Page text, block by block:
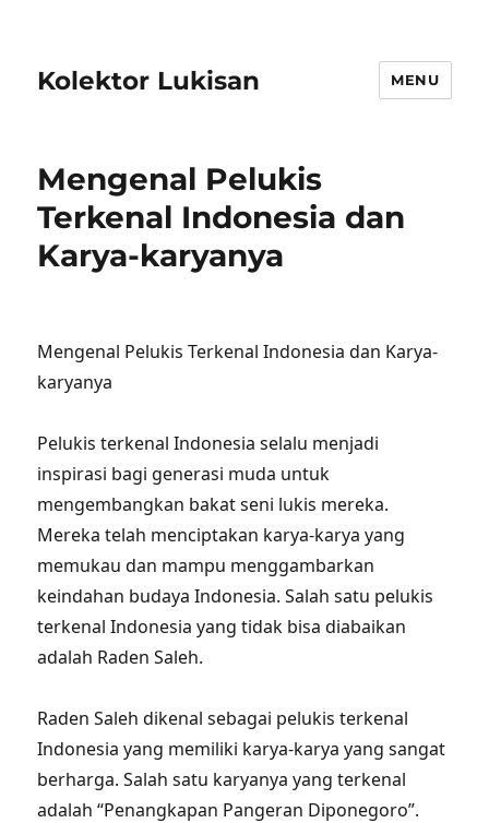
Kolektor Lukisan MENU
Mengenal Pelukis
Terkenal Indonesia dan
Karya-karyanya
Mengenal Pelukis Terkenal Indonesia dan Karya-
karyanya
Pelukis terkenal Indonesia selalu menjadi
inspirasi bagi generasi muda untuk
mengembangkan bakat seni lukis mereka.
Mereka telah menciptakan karya-karya yang
memukau dan mampu menggambarkan
keindahan budaya Indonesia. Salah satu pelukis
terkenal Indonesia yang tidak bisa diabaikan
adalah Raden Saleh.
Raden Saleh dikenal sebagai pelukis terkenal
Indonesia yang memiliki karya-karya yang sangat
berharga. Salah satu karyanya yang terkenal
adalah “Penangkapan Pangeran Diponegoro”.